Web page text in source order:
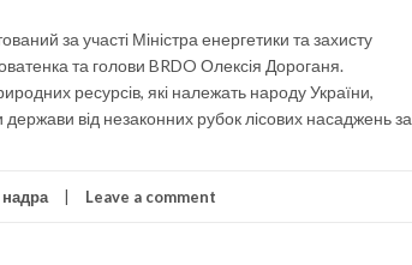
за участі Міністра енергетики та захисту
та голови BRDO Олексія Дороганя.
ресурсів, які належать народу України,
держави від незаконних рубок лісових насаджень за
надра Leave a comment